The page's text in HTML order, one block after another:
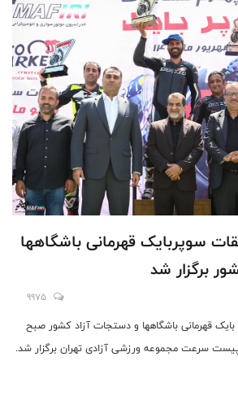
سوپربایک قهرمانی باشگاهها
برگزار شد
9975
قهرمانی باشگاهها و دستجات آزاد کشور صبح
پیست سرعت مجموعه ورزشی آزادی تهران برگزار شد.